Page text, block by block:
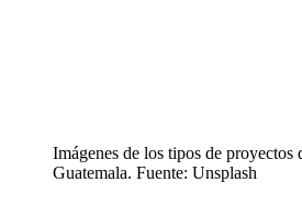
Imágenes de los tipos de proyectos
Guatemala. Fuente: Unsplash